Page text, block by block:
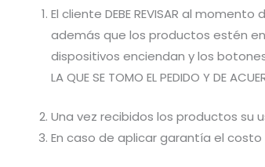
El cliente DEBE REVISAR al
además que los productos estén
dispositivos enciendan y los botones e
LA QUE SE TOMO EL PEDIDO Y DE
Una vez recibidos los productos su
En caso de aplicar garantía el